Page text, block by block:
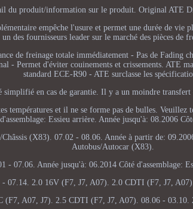
du produit/information sur le produit. Original ATE
empêche l'usure et permet une durée de vie
un des fournisseurs leader sur le marché des pièces de
de freinage totale immédiatement - Pas de Fading
- Permet d'éviter couinements et crissements. ATE
standard ECE-R90 - ATE surclasse les
en cas de garantie. Il y a un moindre transfert
températures et il ne se forme pas de bulles. Veuillez
Essieu arrière. Année jusqu'à: 08.2006
(X83). 07.02 - 08.06. Année à partir de:
Autobus/Autocar (X83).
- 07.06. Année jusqu'à: 06.2014 Côté d'assemblage:
- 07.14. 2.0 16V (F7, J7, A07). 2.0 CDTI (F7, J7,
(F7, A07, J7). 2.5 CDTI (F7, J7, A07). 08.06 -